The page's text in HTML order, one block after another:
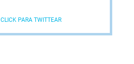
CLICK PARA TWITTEAR